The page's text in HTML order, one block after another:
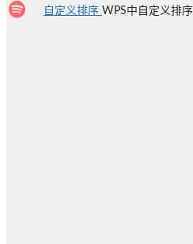
自定义排序 WPS中自定义排序